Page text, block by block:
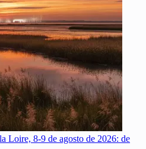
Loire, 8-9 de agosto de 2026: de